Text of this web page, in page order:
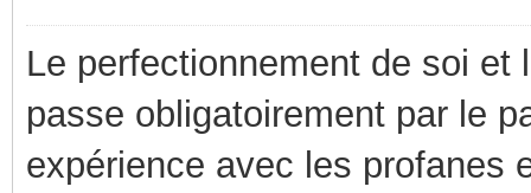
Le perfectionnement de soi
passe obligatoirement par le
expérience avec les profanes